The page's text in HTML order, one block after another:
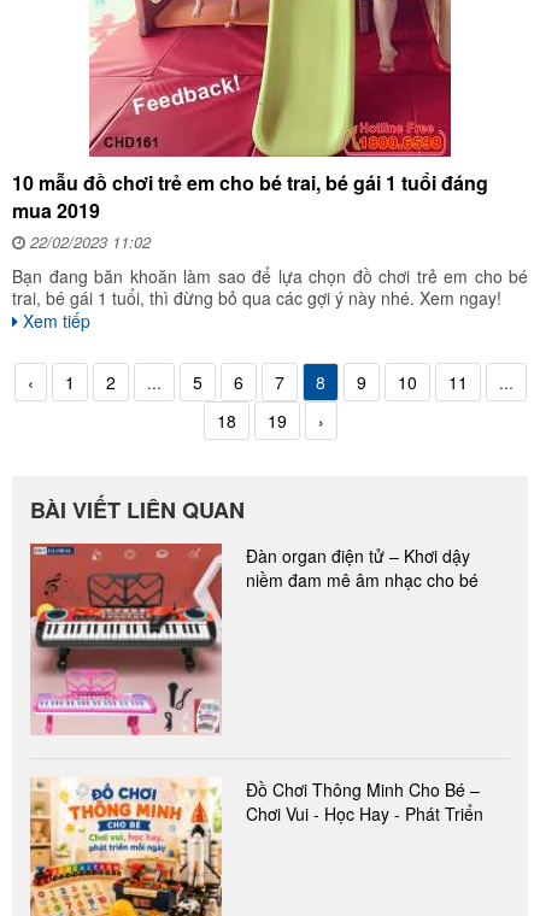
10 mẫu đồ chơi trẻ em cho bé trai, bé gái 1 tuổi đáng
mua 2019
22/02/2023 11:02
Bạn đang băn khoăn làm sao để lựa chọn đồ chơi trẻ em cho bé
trai, bé gái 1 tuổi, thì đừng bỏ qua các gợi ý này nhé. Xem ngay!
Xem tiếp
‹ 1 2 ... 5 6 7 8 9 10 11
...
18
19 ›
BÀI VIẾT LIÊN QUAN
Đàn organ điện tử – Khơi dậy
niềm đam mê âm nhạc cho bé
Đồ Chơi Thông Minh Cho Bé –
Chơi Vui - Học Hay - Phát Triển